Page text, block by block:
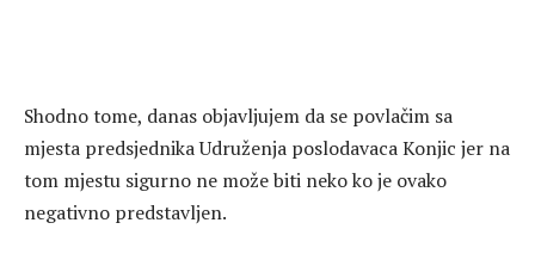
Shodno tome, danas objavljujem da se povlačim sa
mjesta predsjednika Udruženja poslodavaca Konjic jer na
tom mjestu sigurno ne može biti neko ko je ovako
negativno predstavljen.